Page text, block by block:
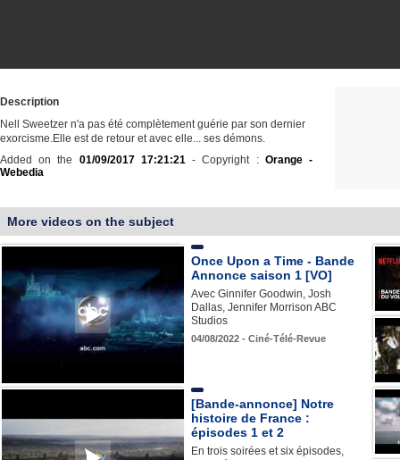
Description
Nell Sweetzer n'a pas été complètement guérie par son dernier
exorcisme.Elle est de retour et avec elle... ses démons.
Added on the 01/09/2017 17:21:21- Copyright : Orange -
Webedia
More videos on the subject
Once Upon a Time - Bande
Annonce saison 1 [VO]
Avec Ginnifer Goodwin, Josh
Dallas, Jennifer Morrison ABC
Studios
04/08/2022 - Ciné-Télé-Revue
[Bande-annonce] Notre
histoire de France :
épisodes 1 et 2
En trois soirées et six épisodes,